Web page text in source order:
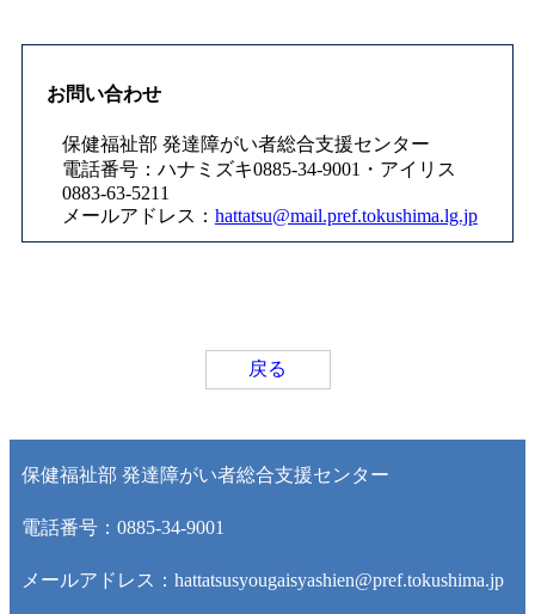
お問い合わせ
保健福祉部 発達障がい者総合支援センター
電話番号：ハナミズキ0885-34-9001・アイリス
0883-63-5211
メールアドレス： hattatsu@mail.pref.tokushima.lg.jp
戻る
保健福祉部 発達障がい者総合支援センター
電話番号：0885-34-9001
メールアドレス：hattatsusyougaisyashien@pref.tokushima.jp